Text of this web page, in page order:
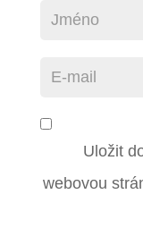
Uložit
webovou